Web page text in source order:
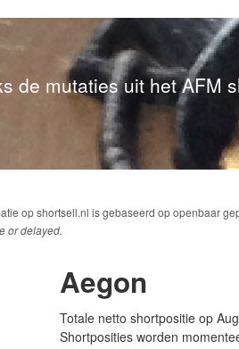
de mutaties uit het AFM
op shortsell.nl is gebaseerd op openbaar
or delayed.
Aegon
Totale netto shortpositie op
Shortposities worden